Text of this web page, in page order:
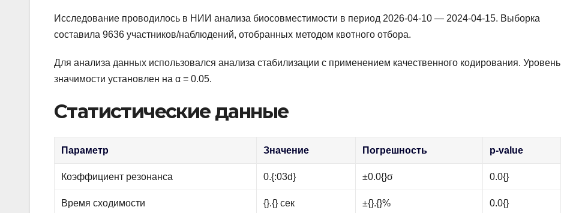
Исследование проводилось в НИИ анализа биосовместимости в период 2026-04-10 — 2024-04-15. Выборка
составила 9636 участников/наблюдений, отобранных методом квотного отбора.
Для анализа данных использовался анализа стабилизации с применением качественного кодирования. Уровень
значимости установлен на α = 0.05.
Статистические данные
Параметр Значение Погрешность p-value
Коэффициент резонанса 0.{:03d} ±0.0{}σ 0.0{}
Время сходимости {}.{} сек ±{}.{}% 0.0{}